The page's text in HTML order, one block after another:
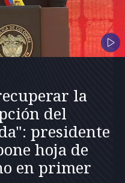
la
del
presidente
hoja de
en primer